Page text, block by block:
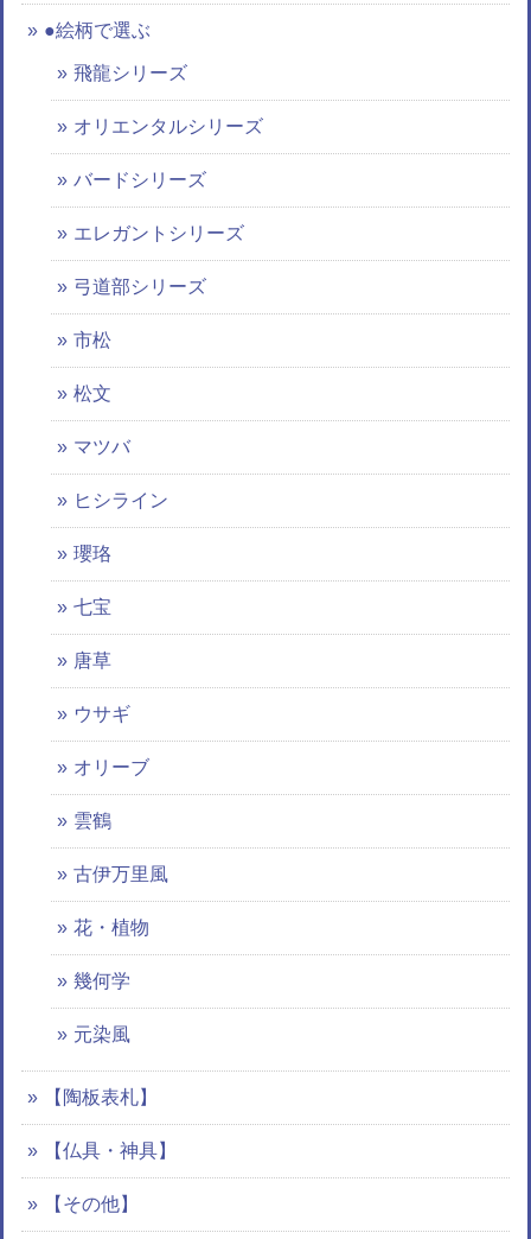
●絵柄で選ぶ
飛龍シリーズ
オリエンタルシリーズ
バードシリーズ
エレガントシリーズ
弓道部シリーズ
市松
松文
マツバ
ヒシライン
瓔珞
七宝
唐草
ウサギ
オリーブ
雲鶴
古伊万里風
花・植物
幾何学
元染風
【陶板表札】
【仏具・神具】
【その他】